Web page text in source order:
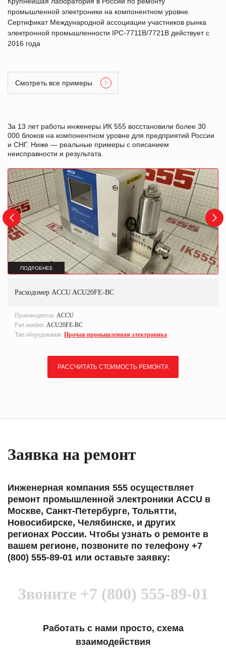
промышленной электроники на компонентном уровне.
Сертификат Международной ассоциации участников рынка
электронной промышленности IPC-7711B/7721B действует с
2016 года
Смотреть все примеры
За 13 лет работы инженеры ИК 555 восстановили более 30
000 блоков на компонентном уровне для предприятий России
и СНГ. Ниже — реальные примеры с описанием
неисправности и результата.
ПОДРОБНЕЕ
Расходомер ACCU ACU20FE-BC
Производитель: ACCU
Part number: ACU20FE-BC
Тип оборудования: Прочая промышленная электроника
РАССЧИТАТЬ СТОИМОСТЬ РЕМОНТА
Заявка на ремонт
Инженерная компания 555 осуществляет
ремонт промышленной электроники ACCU в
Москве, Санкт-Петербурге, Тольятти,
Новосибирске, Челябинске, и других
регионах России. Чтобы узнать о ремонте в
вашем регионе, позвоните по телефону +7
(800) 555-89-01 или оставьте заявку:
Звоните +7 (800) 555-89-01
Работать с нами просто, схема
взаимодействия